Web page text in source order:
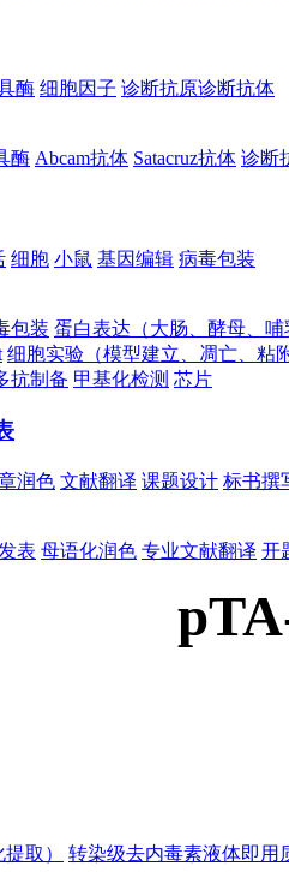
酶 细胞因子 诊断抗原诊断抗体
酶 Abcam抗体 Satacruz抗体 诊断
细胞 小鼠 基因编辑 病毒包装
包装 蛋白表达（大肠、酵母、
细胞实验（模型建立、凋亡、粘
抗制备 甲基化检测 芯片
润色 文献翻译 课题设计 标书撰
表 母语化润色 专业文献翻译 开
取） 转染级去内毒素液体即用